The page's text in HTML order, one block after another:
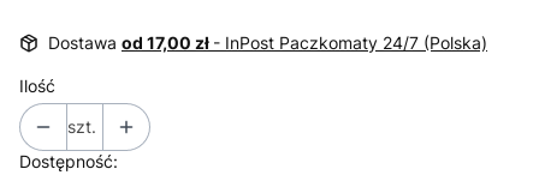
Dostawa od 17,00 zł - InPost Paczkomaty 24/7 (Polska)
Ilość
szt.
Dostępność: